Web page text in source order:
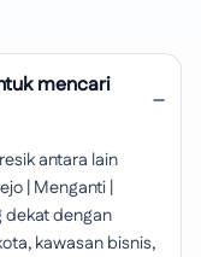
mencari
antara lain
| Menganti |
dekat dengan
kawasan bisnis,